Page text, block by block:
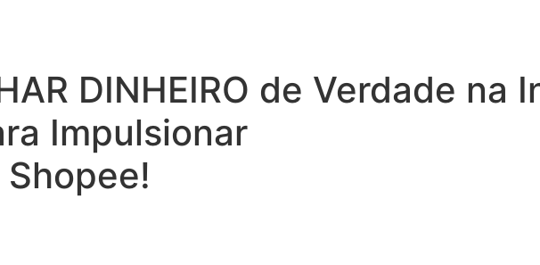
DINHEIRO de Verdade na
Impulsionar